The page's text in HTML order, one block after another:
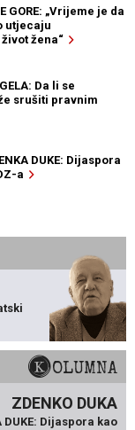
GORE: „Vrijeme je da
utjecaju
žena“
Da li se
srušiti pravnim
DUKE: Dijaspora
a
KOLUMNA
ZDENKO DUKA
DUKE: Dijaspora kao